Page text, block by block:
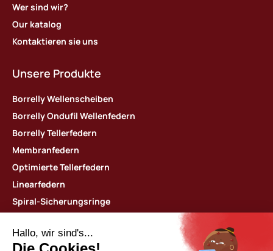
Wer sind wir?
Our katalog
Kontaktieren sie uns
Unsere Produkte
Borrelly Wellenscheiben
Borrelly Ondufil Wellenfedern
Borrelly Tellerfedern
Membranfedern
Optimierte Tellerfedern
Linearfedern
Spiral-Sicherungsringe